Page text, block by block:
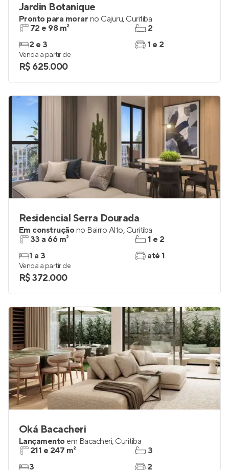
Jardin Botanique
Pronto para morar no Cajuru, Curitiba
72 e 98 m²
2 e 3
2
1 e 2
Venda a partir de
R$ 625.000
Residencial Serra Dourada
Em construçãono Bairro Alto, Curitiba
33 a 66 m²
1 a 3
1 e 2
até 1
Venda a partir de
R$ 372.000
Oká Bacacheri
Lançamento em Bacacheri, Curitiba
211 e 247 m²
3
3
2